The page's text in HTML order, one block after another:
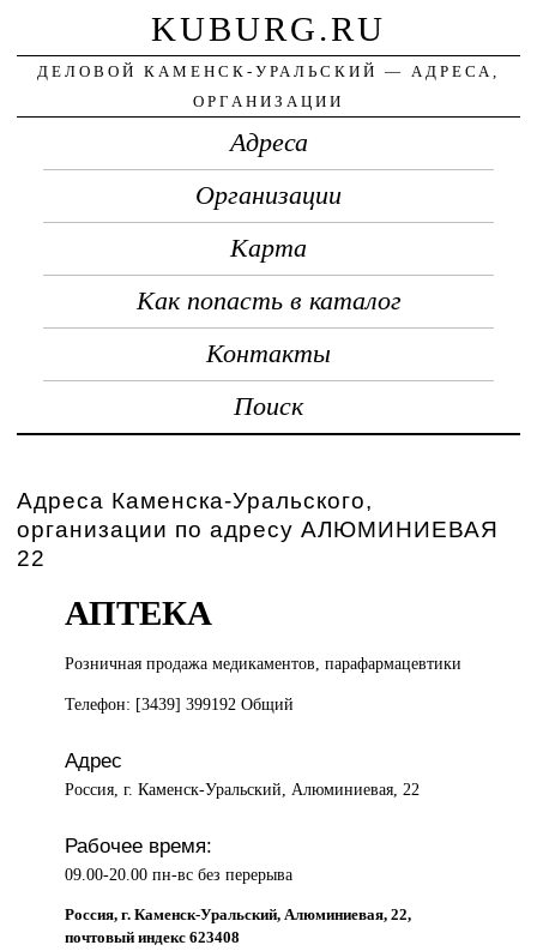
KUBURG.RU
ДЕЛОВОЙ КАМЕНСК-УРАЛЬСКИЙ — АДРЕСА,
ОРГАНИЗАЦИИ
Адреса
Организации
Карта
Как попасть в каталог
Контакты
Поиск
Адреса Каменска-Уральского,
организации по адресу АЛЮМИНИЕВАЯ
22
АПТЕКА
Розничная продажамедикаментов, парафармацевтики
Телефон: [3439] 399192 Общий
Адрес
Россия, г. Каменск-Уральский, Алюминиевая, 22
Рабочее время:
09.00-20.00 пн-вс без перерыва
Россия, г. Каменск-Уральский, Алюминиевая, 22,
почтовый индекс 623408